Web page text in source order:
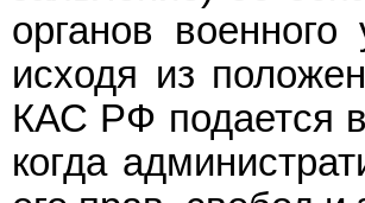
органов
исходя из
КАС РФ подается
когда